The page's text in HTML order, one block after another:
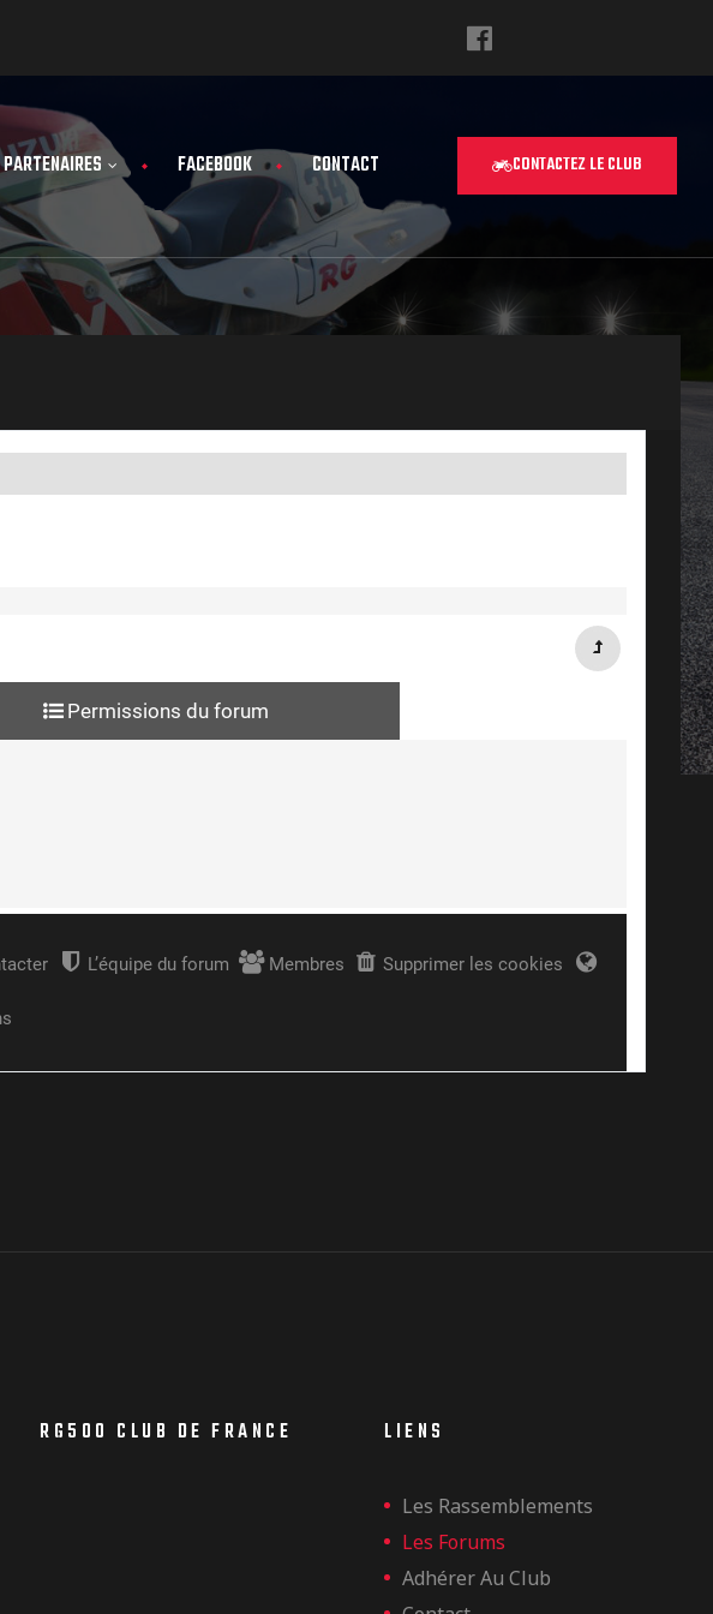
PARTENAIRES FACEBOOK CONTACT CONTACTEZ LE CLUB
RG500 CLUB DE FRANCE LIENS
Les Rassemblements
Les Forums
Adhérer Au Club